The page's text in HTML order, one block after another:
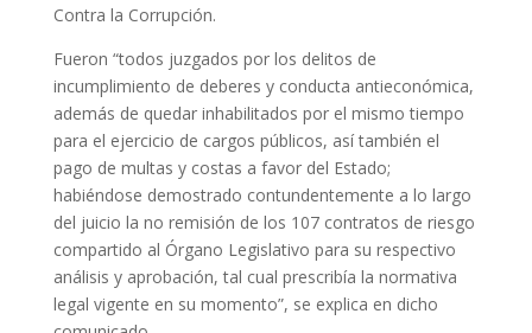
Contra la Corrupción.
Fueron “todos juzgados por los delitos de
incumplimiento de deberes y conducta antieconómica,
además de quedar inhabilitados por el mismo tiempo
para el ejercicio de cargos públicos, así también el
pago de multas y costas a favor del Estado;
habiéndose demostrado contundentemente a lo largo
del juicio la no remisión de los 107 contratos de riesgo
compartido al Órgano Legislativo para su respectivo
análisis y aprobación, tal cual prescribía la normativa
legal vigente en su momento”, se explica en dicho